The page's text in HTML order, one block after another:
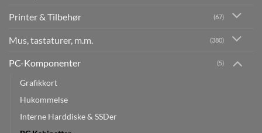
Printer & Tilbehør (67)
Mus, tastaturer, m.m. (380)
PC-Komponenter (5)
Grafikkort
Hukommelse
Interne Harddiske & SSDer